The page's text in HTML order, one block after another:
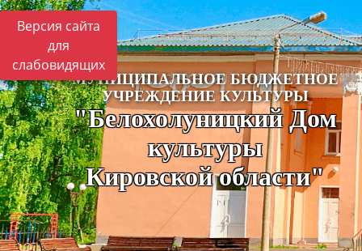
Версия сайта
для
слабовидящих
МУНИЦИПАЛЬНОЕ БЮДЖЕТНОЕ
УЧРЕЖДЕНИЕ КУЛЬТУРЫ
"Белохолуницкий Дом
культуры
Кировской области"